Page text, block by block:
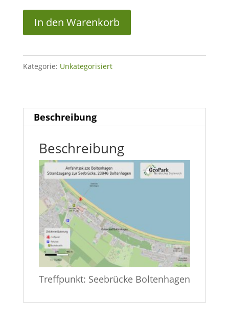
UV-
Boltenhagen
In den Warenkorb
Kategorie: Unkategorisiert
Beschreibung
Beschreibung
Treffpunkt: Seebrücke Boltenhagen